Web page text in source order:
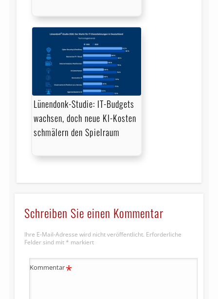
Lünendonk-Studie: IT-Budgets
wachsen, doch neue KI-Kosten
schmälern den Spielraum
Schreiben Sie einen Kommentar
Ihre E-Mail-Adresse wird nicht veröffentlicht. Erforderliche
Felder sind mit * markiert
Kommentar*